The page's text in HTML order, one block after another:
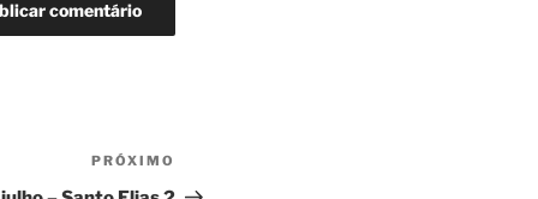
PRÓXIMO